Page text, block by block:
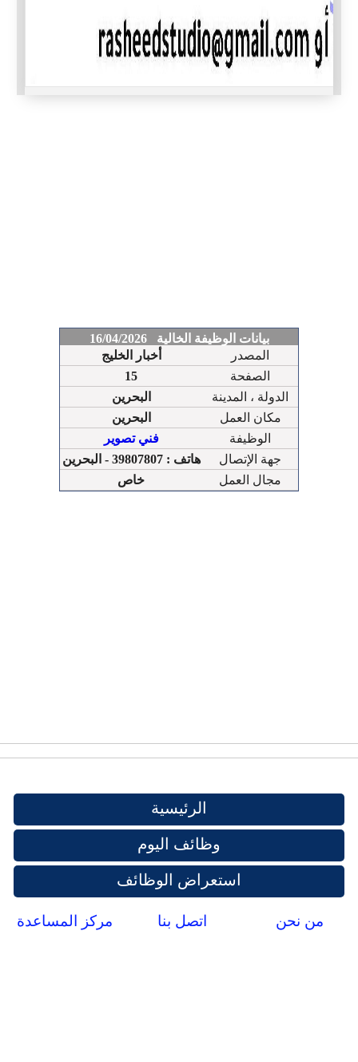
بيانات الوظيفة الخالية 16/04/2026
أخبار الخليج
المصدر
15
الصفحة
البحرين
الدولة ، المدينة
البحرين
مكان العمل
فني تصوير
الوظيفة
هاتف : 39807807 - البحرين
جهة الإتصال
خاص
مجال العمل
الرئيسية
وظائف اليوم
استعراض الوظائف
من نحن اتصل بنا مركز المساعدة